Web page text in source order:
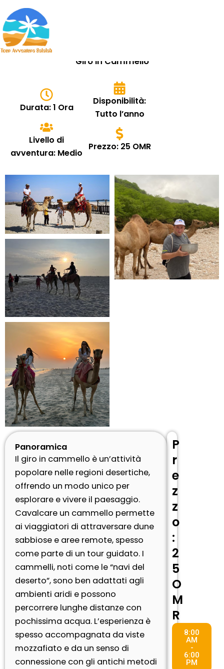
to
content
Giro in Cammello
Durata: 1 Ora
Disponibilità:
Tutto l’anno
Livello di
avventura: Medio
Prezzo: 25 OMR
Panoramica
Il giro in cammello è un’attività
popolare nelle regioni desertiche,
offrendo un modo unico per
esplorare e vivere il paesaggio.
Cavalcare un cammello permette
ai viaggiatori di attraversare dune
sabbiose e aree remote, spesso
come parte di un tour guidato. I
cammelli, noti come le “navi del
deserto”, sono ben adattati agli
ambienti aridi e possono
percorrere lunghe distanze con
pochissima acqua. L’esperienza è
spesso accompagnata da viste
mozzafiato e da un senso di
connessione con gli antichi metodi
P
r
e
z
z
o
:
2
5
O
M
R
8:00
AM
-
6:00
PM